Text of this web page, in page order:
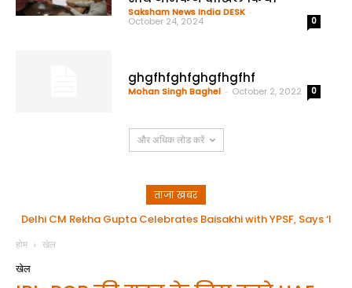
Saksham News India DESK -
October 24, 2024 0
ghgfhfghfghgfhgfhf
Mohan Singh Baghel - October 2, 2022 0
और अधिक लोड करें